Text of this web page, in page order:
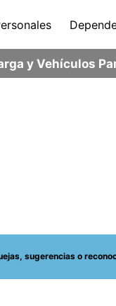
y Vehículos
sugerencias o